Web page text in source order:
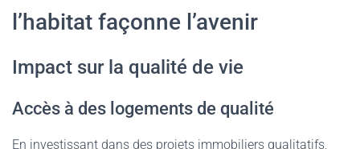
l’habitat façonne l’avenir
Impact sur la qualité de vie
Accès à des logements de qualité
En investissant dans des projets immobiliers qualitatifs,